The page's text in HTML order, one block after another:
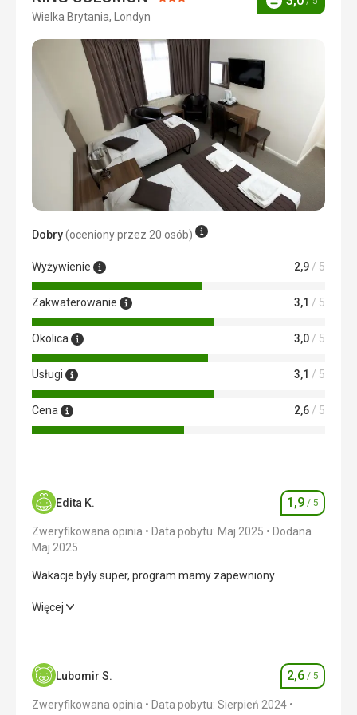
znaleźć. Wybór napojów był kuszący, ale kawa z ekspresu
nie była wcale dobra.
Zakwaterowanie
Widok z okna na budynek nie zrobił na nas większego
wrażenia, otoczenie hotelu było okropne - ulica i okolica
były brudne, a sam hotel był schowany i poza znakiem
wskazującym jego lokalizację w ogóle nie było go widać.
Prysznic był mały, a strumień wody praktycznie nie istniał
- spłukanie się zajmowało dużo czasu. Łóżka wygodne.
Usługi hotelowe były w porządku, personel był miły.
Ta recenzja została automatycznie przetłumaczona za
pomocą Google Translate
Wielka Brytania, Londyn
Ocena
Dobry(oceniony przez 20 osób)
Wyżywienie 2,9 / 5
Zakwaterowanie 3,1 / 5
Okolica 3,0 / 5
Usługi 3,1 / 5
Cena 2,6 / 5
Edita K. Ocena
1,9 / 5
Zweryfikowana opinia Data pobytu: Maj 2025
Dodana
Maj 2025
Wakacje były super, program mamy zapewniony
Wakacje były super, program mamy zapewniony
Zakwaterowanie 2,0/ 5
Okolica
Więcej
Lubomir S. Ocena
2,6 / 5
Zweryfikowana opinia
Data pobytu: Sierpień 2024